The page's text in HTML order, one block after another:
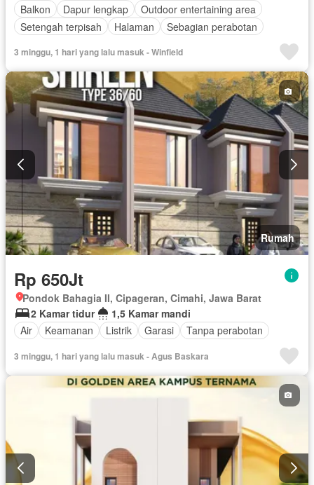
Balkon
Dapur lengkap
Outdoor entertaining area
Setengah terpisah
Halaman Sebagian perabotan
3 minggu, 1 hari yang lalu masuk - Winfield
Rumah
Rp 650Jt
Pondok Bahagia II, Cipageran, Cimahi, Jawa Barat
2 Kamar tidur
1,5 Kamar mandi
Air
Keamanan Listrik Garasi Tanpa perabotan
3 minggu, 1 hari yang lalu masuk - Agus Baskara